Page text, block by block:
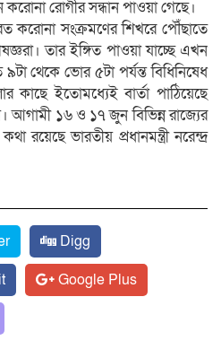
রোগীর সন্ধান পাওয়া গেছে।
করোনা সংক্রমণের শিখরে পৌঁছাতে
তার ইঙ্গিত পাওয়া যাচ্ছে এখন
থেকে ভোর ৫টা পর্যন্ত বিধিনিষেধ
ইতোমধ্যেই বার্তা পাঠিয়েছে
আগামী ১৬ ও ১৭ জুন বিভিন্ন রাজ্যের
রয়েছে ভারতীয় প্রধানমন্ত্রী নরেন্দ্র
Digg
Google Plus